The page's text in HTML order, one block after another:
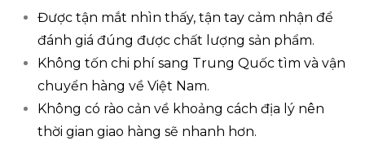
Được tận mắt nhìn thấy, tận tay cảm nhận để
đánh giá đúng được chất lượng sản phẩm.
Không tốn chi phí sang Trung Quốc tìm và vận
chuyển hàng về Việt Nam.
Không có rào cản về khoảng cách địa lý nên
thời gian giao hàng sẽ nhanh hơn.